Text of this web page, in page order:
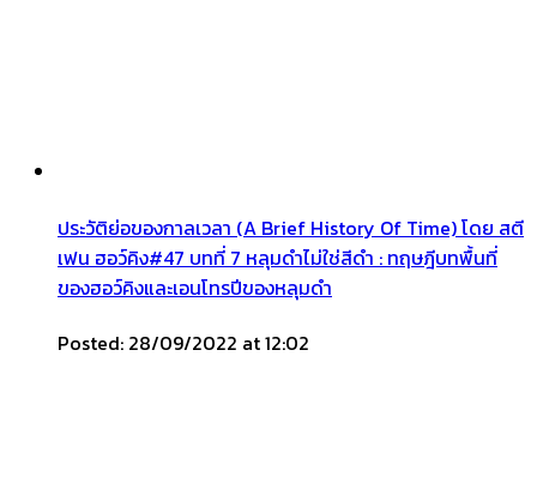
ประวัติย่อของกาลเวลา (A Brief History Of Time) โดย สตี
เฟน ฮอว์คิง#47 บทที่ 7 หลุมดำไม่ใช่สีดำ : ทฤษฎีบทพื้นที่
ของฮอว์คิงและเอนโทรปีของหลุมดำ
Posted: 28/09/2022 at 12:02